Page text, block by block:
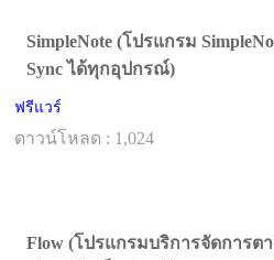
SimpleNote (โปรแกรม
Sync ได้ทุกอุปกรณ์)
ฟรีแวร์
ดาวน์โหลด : 1,024
Flow (โปรแกรมบริการจัดการต